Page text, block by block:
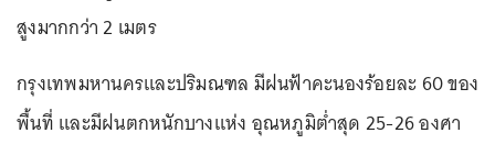
สูงมากกว่า 2 เมตร
กรุงเทพมหานครและปริมณฑล มีฝนฟ้าคะนองร้อยละ 60 ของ
พื้นที่ และมีฝนตกหนักบางแห่ง อุณหภูมิต่ำสุด 25-26 องศา